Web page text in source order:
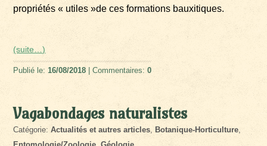
propriétés « utiles »de ces formations bauxitiques.
(suite…)
Publié le: 16/08/2018 | Commentaires:0
Vagabondages naturalistes
Catégorie:Actualités et autres articles ,Botanique-Horticulture